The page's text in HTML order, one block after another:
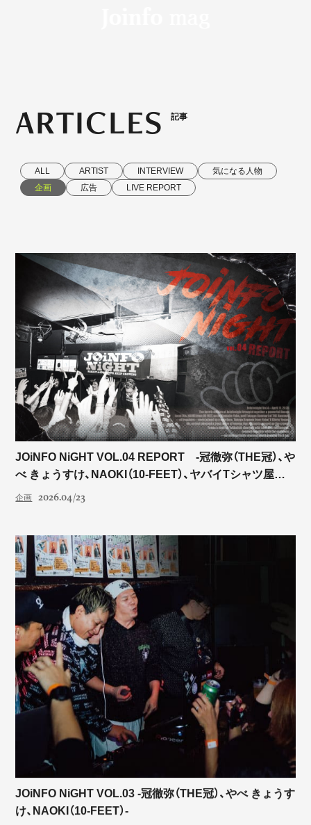
ARTICLES 記事
ALL ARTIST INTERVIEW
気になる人物
企画
広告 LIVE REPORT
JOiNFO NiGHT VOL.04 REPORT -冠徹弥（THE冠）、や
べ きょうすけ、NAOKI（10-FEET）、ヤバイTシャツ屋さ
ん こやまたくや-
企画 2026.04/23
JOiNFO NiGHT VOL.03 -冠徹弥（THE冠）、やべ きょうす
け、NAOKI（10-FEET）-